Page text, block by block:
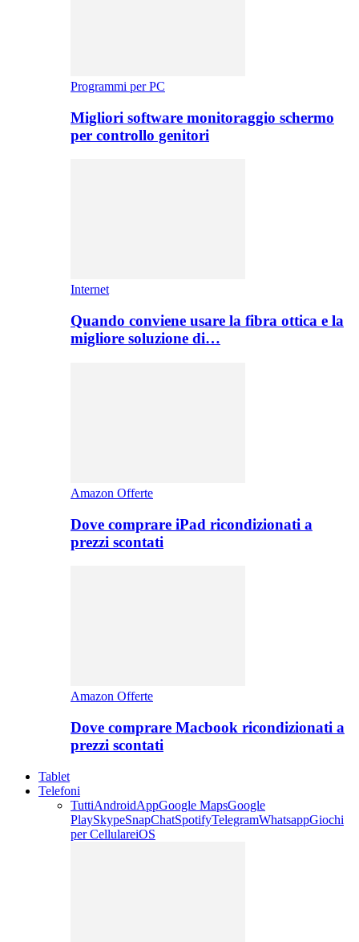
Programmi per PC
Migliori software monitoraggio schermo
per controllo genitori
Internet
Quando conviene usare la fibra ottica e la
migliore soluzione di…
Amazon Offerte
Dove comprare iPad ricondizionati a
prezzi scontati
Amazon Offerte
Dove comprare Macbook ricondizionati a
prezzi scontati
Tablet
Telefoni
TuttiAndroidAppGoogle MapsGoogle
PlaySkypeSnapChatSpotifyTelegramWhatsappGiochi
per CellulareiOS